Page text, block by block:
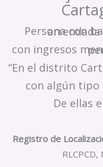
Persona con bajo nivel
con
con algún
De ellas